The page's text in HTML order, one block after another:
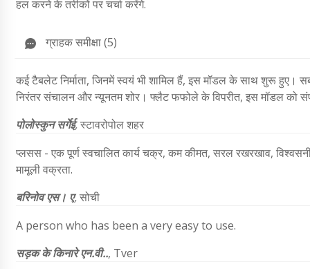
हल करने के तरीकों पर चर्चा करेंगे.
ग्राहक समीक्षा (5)
कई टैबलेट निर्माता, जिनमें स्वयं भी शामिल हैं, इस मॉडल के साथ शुरू
निरंतर संचालन और न्यूनतम शोर। फ्लैट फफोले के विपरीत, इस मॉडल को
पोलोस्कुन सर्गेई,स्टावरोपोल शहर
प्लसस - एक पूर्ण स्वचालित कार्य चक्र, कम कीमत, सरल रखरखाव,
मामूली वक्रता.
बरिनोव एस। ए,सोची
A person who has been a very easy to use.
सड़क के किनारे एन.वी.., Tver